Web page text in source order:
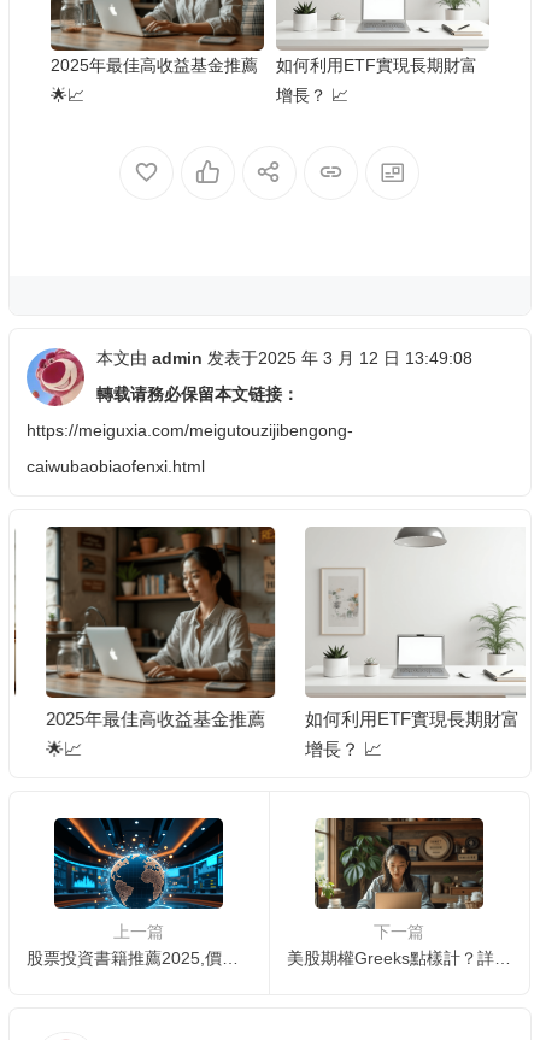
2025年最佳高收益基金推薦
🌟📈
如何利用ETF實現長期財富
增長？ 📈
本文由 admin 发表于2025 年 3 月 12 日 13:49:08
轉载请務必保留本文链接：
https://meiguxia.com/meigutouzijibengong-
caiwubaobiaofenxi.html
2025年最佳高收益基金推薦
🌟📈
如何利用ETF實現長期財富
增長？ 📈
上一篇
股票投資書籍推薦2025,價值投資,技術分析,投資心理學,投資策略,工具,哲學
下一篇
美股期權Greeks點樣計？詳細教學